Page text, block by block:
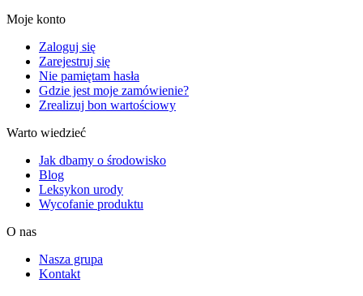
Moje konto
Zaloguj się
Zarejestruj się
Nie pamiętam hasła
Gdzie jest moje zamówienie?
Zrealizuj bon wartościowy
Warto wiedzieć
Jak dbamy o środowisko
Blog
Leksykon urody
Wycofanie produktu
O nas
Nasza grupa
Kontakt